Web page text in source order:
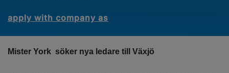
apply with company as
Mister York söker nya ledare till Växjö